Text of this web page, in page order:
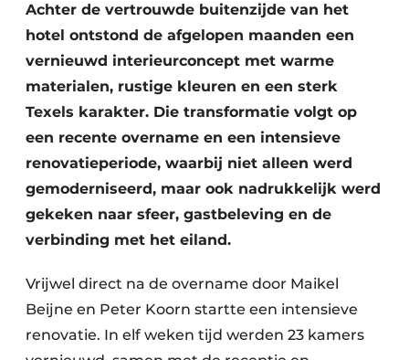
Achter de vertrouwde buitenzijde van het
hotel ontstond de afgelopen maanden een
vernieuwd interieurconcept met warme
materialen, rustige kleuren en een sterk
Texels karakter. Die transformatie volgt op
een recente overname en een intensieve
renovatieperiode, waarbij niet alleen werd
gemoderniseerd, maar ook nadrukkelijk werd
gekeken naar sfeer, gastbeleving en de
verbinding met het eiland.
Vrijwel direct na de overname door Maikel
Beijne en Peter Koorn startte een intensieve
renovatie. In elf weken tijd werden 23 kamers